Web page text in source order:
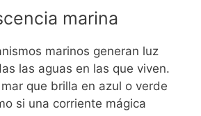
marina
marinos generan luz
las aguas en las que viven.
que brilla en azul o verde
si una corriente mágica